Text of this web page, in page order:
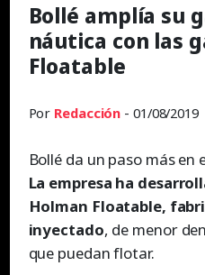
Bollé amplía su
náutica con las
Floatable
Por Redacción - 01/08/2019
Bollé da un paso más en
La empresa ha
Holman Floatable,
inyectado, de menor
que puedan flotar.